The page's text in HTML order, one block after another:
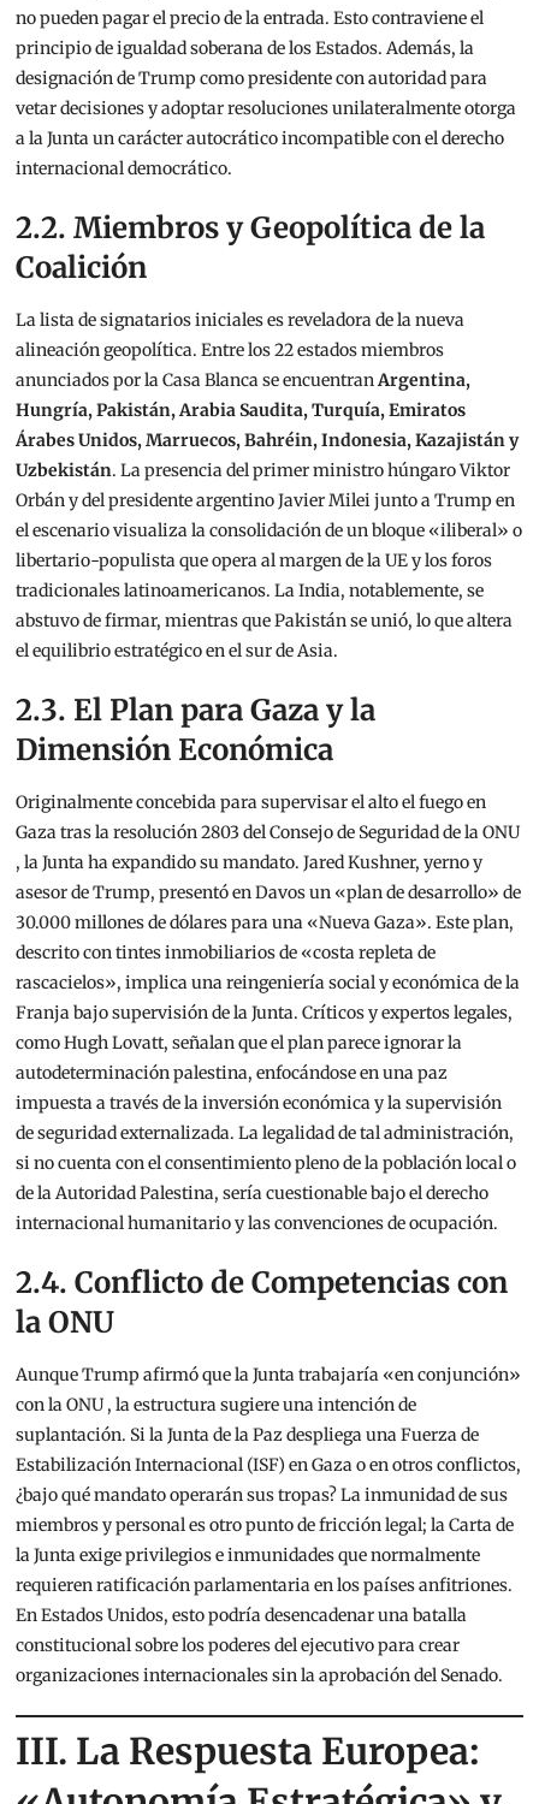
no pueden pagar el precio de la entrada. Esto contraviene el
principio de igualdad soberana de los Estados. Además, la
designación de Trump como presidente con autoridad para
vetar decisiones y adoptar resoluciones unilateralmenteotorga
a la Junta un carácter autocrático incompatible con el derecho
internacional democrático.
2.2. Miembros y Geopolítica de la
Coalición
La lista de signatarios iniciales es reveladora de la nueva
alineación geopolítica. Entre los 22 estados miembros
anunciados por la Casa Blanca se encuentranArgentina,
Hungría, Pakistán, Arabia Saudita, Turquía, Emiratos
Árabes Unidos, Marruecos, Bahréin, Indonesia, Kazajistán y
Uzbekistán. La presencia del primer ministro húngaro Viktor
Orbán y del presidente argentino Javier Milei junto a Trump en
el escenariovisualiza la consolidación de un bloque «iliberal» o
libertario-populista que opera al margen de la UE y los foros
tradicionales latinoamericanos. La India, notablemente, se
abstuvo de firmar, mientras que Pakistán se unió, lo que altera
el equilibrio estratégico en el sur de Asia.
2.3. El Plan para Gaza y la
Dimensión Económica
Originalmente concebida para supervisar el alto el fuego en
Gaza tras la resolución 2803 del Consejo de Seguridad de la ONU
, la Junta ha expandido su mandato. Jared Kushner, yerno y
asesor de Trump, presentó en Davos un «plan de desarrollo» de
30.000 millones de dólares para una «Nueva Gaza». Este plan,
descrito con tintes inmobiliarios de «costa repleta de
rascacielos», implica una reingeniería social y económica de la
Franja bajo supervisión de la Junta. Críticos y expertos legales,
como Hugh Lovatt, señalan que el plan parece ignorar la
autodeterminación palestina, enfocándose en una paz
impuesta a través de la inversión económica y la supervisión
de seguridad externalizada. La legalidad de tal administración,
si no cuenta con el consentimiento pleno de la población local o
de la Autoridad Palestina, sería cuestionable bajo el derecho
internacional humanitario y las convenciones de ocupación.
2.4. Conflicto de Competencias con
la ONU
Aunque Trump afirmó que la Junta trabajaría «en conjunción»
con la ONU , la estructura sugiere una intención de
suplantación. Si la Junta de la Paz despliega una Fuerza de
Estabilización Internacional (ISF) en Gaza o en otros conflictos,
¿bajo qué mandato operarán sus tropas? La inmunidad de sus
miembros y personal es otro punto de fricción legal; la Carta de
la Junta exige privilegios e inmunidades que normalmente
requieren ratificación parlamentaria en los países anfitriones.
En Estados Unidos, esto podría desencadenar una batalla
constitucional sobre los poderes del ejecutivo para crear
organizaciones internacionales sin la aprobación del Senado.
III. La Respuesta Europea: